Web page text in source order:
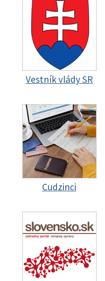
Vestník vlády SR
Cudzinci